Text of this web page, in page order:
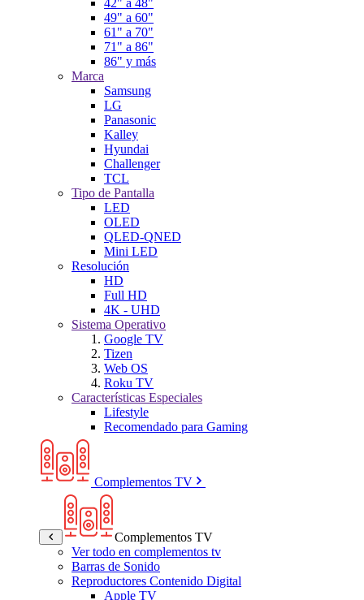
49" a 60"
61" a 70"
71" a 86"
86" y más
Marca
Samsung
LG
Panasonic
Kalley
Hyundai
Challenger
TCL
Tipo de Pantalla
LED
OLED
QLED-QNED
Mini LED
Resolución
HD
Full HD
4K - UHD
Sistema Operativo
Google TV
Tizen
Web OS
Roku TV
Características Especiales
Lifestyle
Recomendado para Gaming
Complementos TV
Complementos TV
Ver todo en complementos tv
Barras de Sonido
Reproductores Contenido Digital
Apple TV